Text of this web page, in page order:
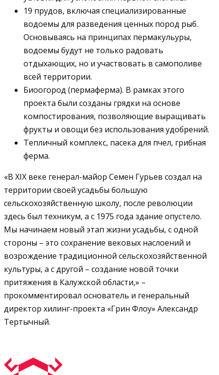
19 прудов, включая специализированные
водоемы для разведения ценных пород рыб.
Основываясь на принципах пермакульуры,
водоемы будут не только радовать
отдыхающих, но и участвовать в самополиве
всей территории.
Биоогород (пермаферма). В рамках этого
проекта были созданы грядки на основе
компостирования, позволяющие выращивать
фрукты и овощи без использования удобрений.
Тепличный комплекс, пасека для пчел, грибная
ферма.
«В XIX веке генерал-майор Семен Гурьев создал на
территории своей усадьбы большую
сельскохозяйственную школу, после революции
здесь был техникум, а с 1975 года здание опустело.
Мы начинаем новый этап жизни усадьбы, с одной
стороны – это сохранение вековых наслоений и
возрождение традиционной сельскохозяйственной
культуры, а с другой – создание новой точки
притяжения в Калужской области,» –
прокомментировал основатель и генеральный
директор хилинг-проекта «Грин Флоу» Александр
Тертычный.